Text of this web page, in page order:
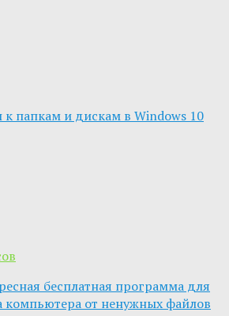
папкам и дискам в Windows 10
бесплатная программа для
компьютера от ненужных файлов